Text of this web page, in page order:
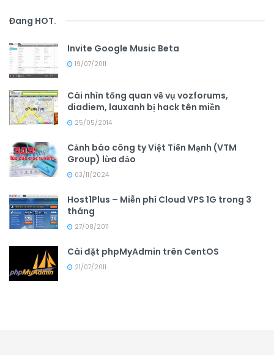
Đang HOT.
Invite Google Music Beta
19/07/2011
Cái nhìn tổng quan về vụ vozforums,
diadiem, lauxanh bị hack tên miền
25/05/2014
Cảnh báo công ty Việt Tiến Mạnh (VTM
Group) lừa đảo
03/11/2024
Host1Plus – Miễn phí Cloud VPS 1G trong 3
tháng
27/08/2011
Cài đặt phpMyAdmin trên CentOS
21/07/2011